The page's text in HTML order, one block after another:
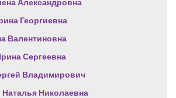
Георгиевна
Валентиновна
Сергеевна
Владимирович
Николаевна